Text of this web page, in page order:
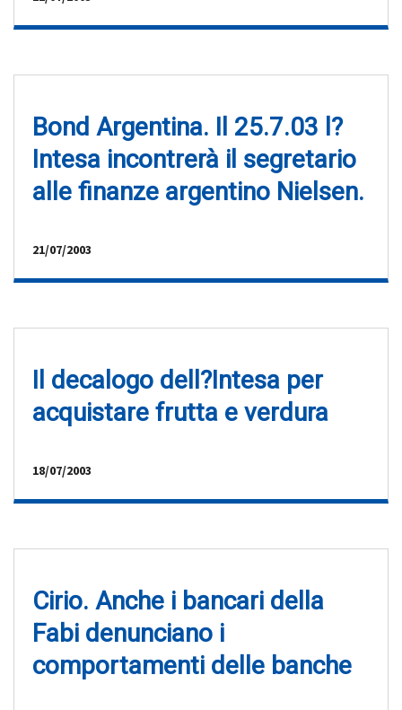
Bond Argentina. Il 25.7.03 l?
Intesa incontrerà il segretario
alle finanze argentino Nielsen.
21/07/2003
Il decalogo dell?Intesa per
acquistare frutta e verdura
18/07/2003
Cirio. Anche i bancari della
Fabi denunciano i
comportamenti delle banche